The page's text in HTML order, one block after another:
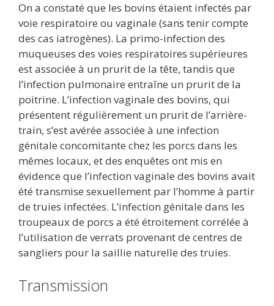
On a constaté que les bovins étaient infectés par
voie respiratoire ou vaginale (sans tenir compte
des cas iatrogènes). La primo-infection des
muqueuses des voies respiratoires supérieures
est associée à un prurit de la tête, tandis que
l’infection pulmonaire entraîne un prurit de la
poitrine. L’infection vaginale des bovins, qui
présentent régulièrement un prurit de l’arrière-
train, s’est avérée associée à une infection
génitale concomitante chez les porcs dans les
mêmes locaux, et des enquêtes ont mis en
évidence que l’infection vaginale des bovins avait
été transmise sexuellement par l’homme à partir
de truies infectées. L’infection génitale dans les
troupeaux de porcs a été étroitement corrélée à
l’utilisation de verrats provenant de centres de
sangliers pour la saillie naturelle des truies.
Transmission